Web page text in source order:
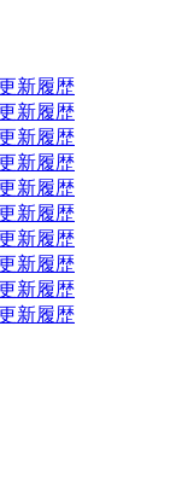
新履歴
新履歴
新履歴
新履歴
新履歴
新履歴
新履歴
新履歴
新履歴
新履歴